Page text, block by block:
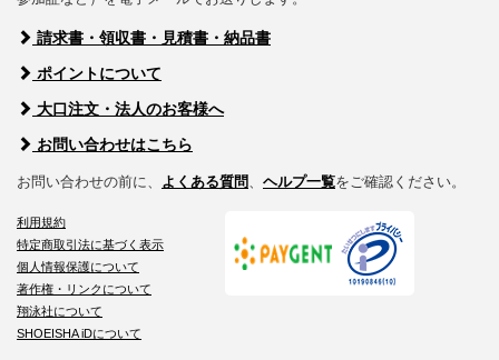
請求書・領収書・見積書・納品書
ポイントについて
大口注文・法人のお客様へ
お問い合わせはこちら
お問い合わせの前に、 よくある質問 ヘルプ一覧をご確認ください。
利用規約
特定商取引法に基づく表示
個人情報保護について
著作権・リンクについて
翔泳社について
SHOEISHA iDについて